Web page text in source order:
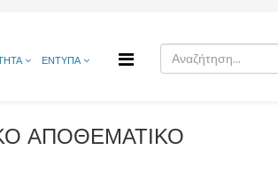
ΕΝΤΥΠΑ
ΑΠΟΘΕΜΑΤΙΚΟ